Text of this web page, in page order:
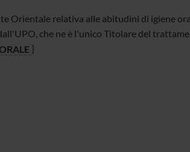
Orientale relativa alle abitudini di igiene
che ne è l'unico Titolare del
]